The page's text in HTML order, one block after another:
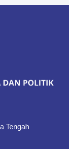
Tengah